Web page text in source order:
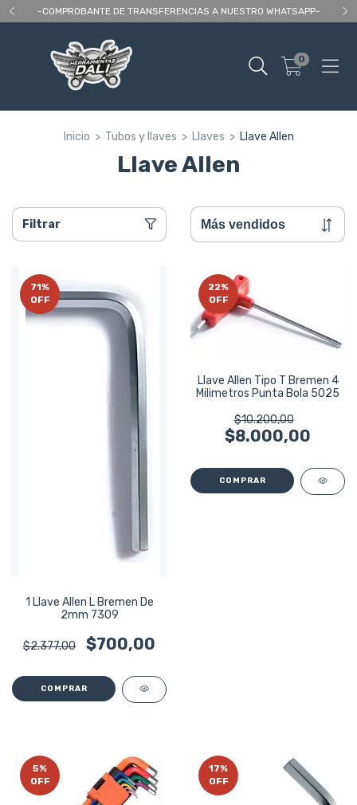
-COMPROBANTE DE TRANSFERENCIAS A NUESTRO WHATSAPP-
0
Inicio > Tubos y llaves > Llaves > Llave Allen
Llave Allen
Filtrar
71%
OFF
1 Llave Allen L Bremen De
2mm 7309
$2.377,00 $700,00
22%
OFF
Llave Allen Tipo T Bremen 4
Milimetros Punta Bola 5025
$10.200,00
$8.000,00
5%
OFF
17%
OFF